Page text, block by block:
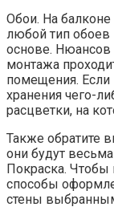
Обои. На
любой тип
основе. Нюансов
монтажа
помещения. Если
хранения чего-
расцветки, на
Также обратите
они будут
Покраска.
способы
стены